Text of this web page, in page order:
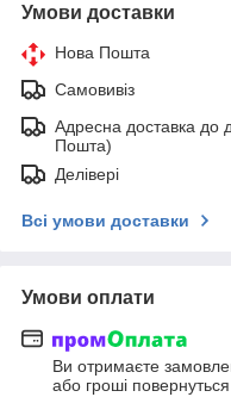
Умови доставки
Нова Пошта
Самовивіз
Адресна доставка до
Пошта)
Делівері
Всі умови доставки
Умови оплати
Ви отримаєте
або гроші